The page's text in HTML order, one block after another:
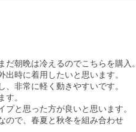
朝晩は冷えるのでこちらを購入。
時に着用したいと思います。
非常に軽く動きやすいです。
。
と思った方が良いと思います。
ので、春夏と秋冬を組み合わせ